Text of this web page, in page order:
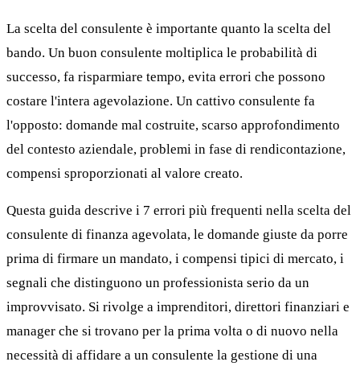
La scelta del consulente è importante quanto la scelta del
bando. Un buon consulente moltiplica le probabilità di
successo, fa risparmiare tempo, evita errori che possono
costare l'intera agevolazione. Un cattivo consulente fa
l'opposto: domande mal costruite, scarso approfondimento
del contesto aziendale, problemi in fase di rendicontazione,
compensi sproporzionati al valore creato.
Questa guida descrive i 7 errori più frequenti nella scelta del
consulente di finanza agevolata, le domande giuste da porre
prima di firmare un mandato, i compensi tipici di mercato, i
segnali che distinguono un professionista serio da un
improvvisato. Si rivolge a imprenditori, direttori finanziari e
manager che si trovano per la prima volta o di nuovo nella
necessità di affidare a un consulente la gestione di una